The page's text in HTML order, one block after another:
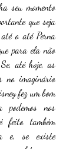
seu momento
que seja
o até Perna
para ela não
até hoje, as
no imaginário
fez um bom
podemos nos
feito também
e, se existe